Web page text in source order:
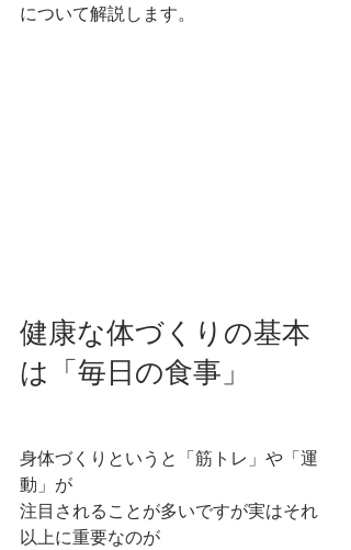
について解説します。
健康な体づくりの基本
は「毎日の食事」
身体づくりというと「筋トレ」や「運
動」が
注目されることが多いですが実はそれ
以上に重要なのが